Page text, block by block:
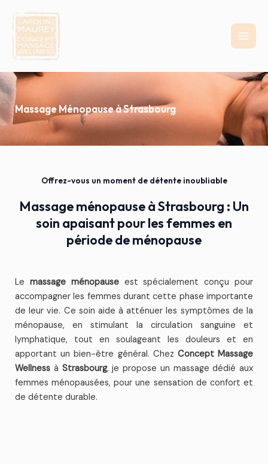
Massage Ménopause à Strasbourg
Offrez-vous un moment de détente inoubliable
Massage ménopause à Strasbourg : Un
soin apaisant pour les femmes en
période de ménopause
Le massage ménopauseest spécialement conçu pour
accompagner les femmes durant cette phase importante
de leur vie. Ce soin aide à atténuer les symptômes de la
ménopause, en stimulant la circulation sanguine et
lymphatique, tout en soulageant les douleurs et en
apportant un bien-être général. Chez Concept Massage
Wellness à Strasbourg, je propose un massage dédié aux
femmes ménopausées, pour une sensation de confort et
de détente durable.